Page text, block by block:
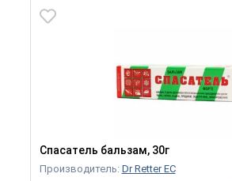
Спасатель бальзам, 30г
Производитель: Dr Retter EC